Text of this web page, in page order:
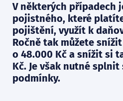
V některých případech
pojistného, které
pojištění, využít k
Ročně tak můžete
o 48.000 Kč a snížit si
Kč. Je však nutné
podmínky.